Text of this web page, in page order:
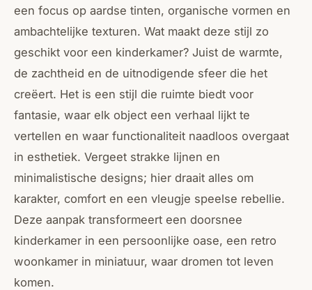
een focus op aardse tinten, organische vormen en
ambachtelijke texturen. Wat maakt deze stijl zo
geschikt voor een kinderkamer? Juist de warmte,
de zachtheid en de uitnodigende sfeer die het
creëert. Het is een stijl die ruimte biedt voor
fantasie, waar elk object een verhaal lijkt te
vertellen en waar functionaliteit naadloos overgaat
in esthetiek. Vergeet strakke lijnen en
minimalistische designs; hier draait alles om
karakter, comfort en een vleugje speelse rebellie.
Deze aanpak transformeert een doorsnee
kinderkamer in een persoonlijke oase, een retro
woonkamer in miniatuur, waar dromen tot leven
komen.